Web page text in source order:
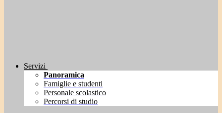
Servizi
Panoramica
Famiglie e studenti
Personale scolastico
Percorsi di studio